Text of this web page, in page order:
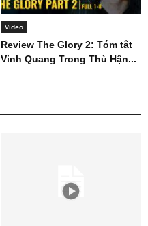
Video
Review The Glory 2: Tóm tắt
Vinh Quang Trong Thù Hận...